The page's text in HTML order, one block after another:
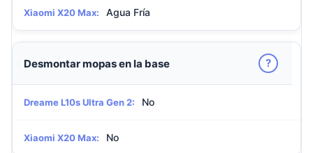
Xiaomi X20 Max: Agua Fría
Desmontar mopas en la base ?
Dreame L10s Ultra Gen 2: No
Xiaomi X20 Max: No